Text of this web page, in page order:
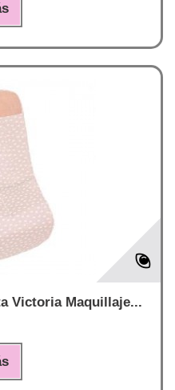
Victoria Maquillaje...